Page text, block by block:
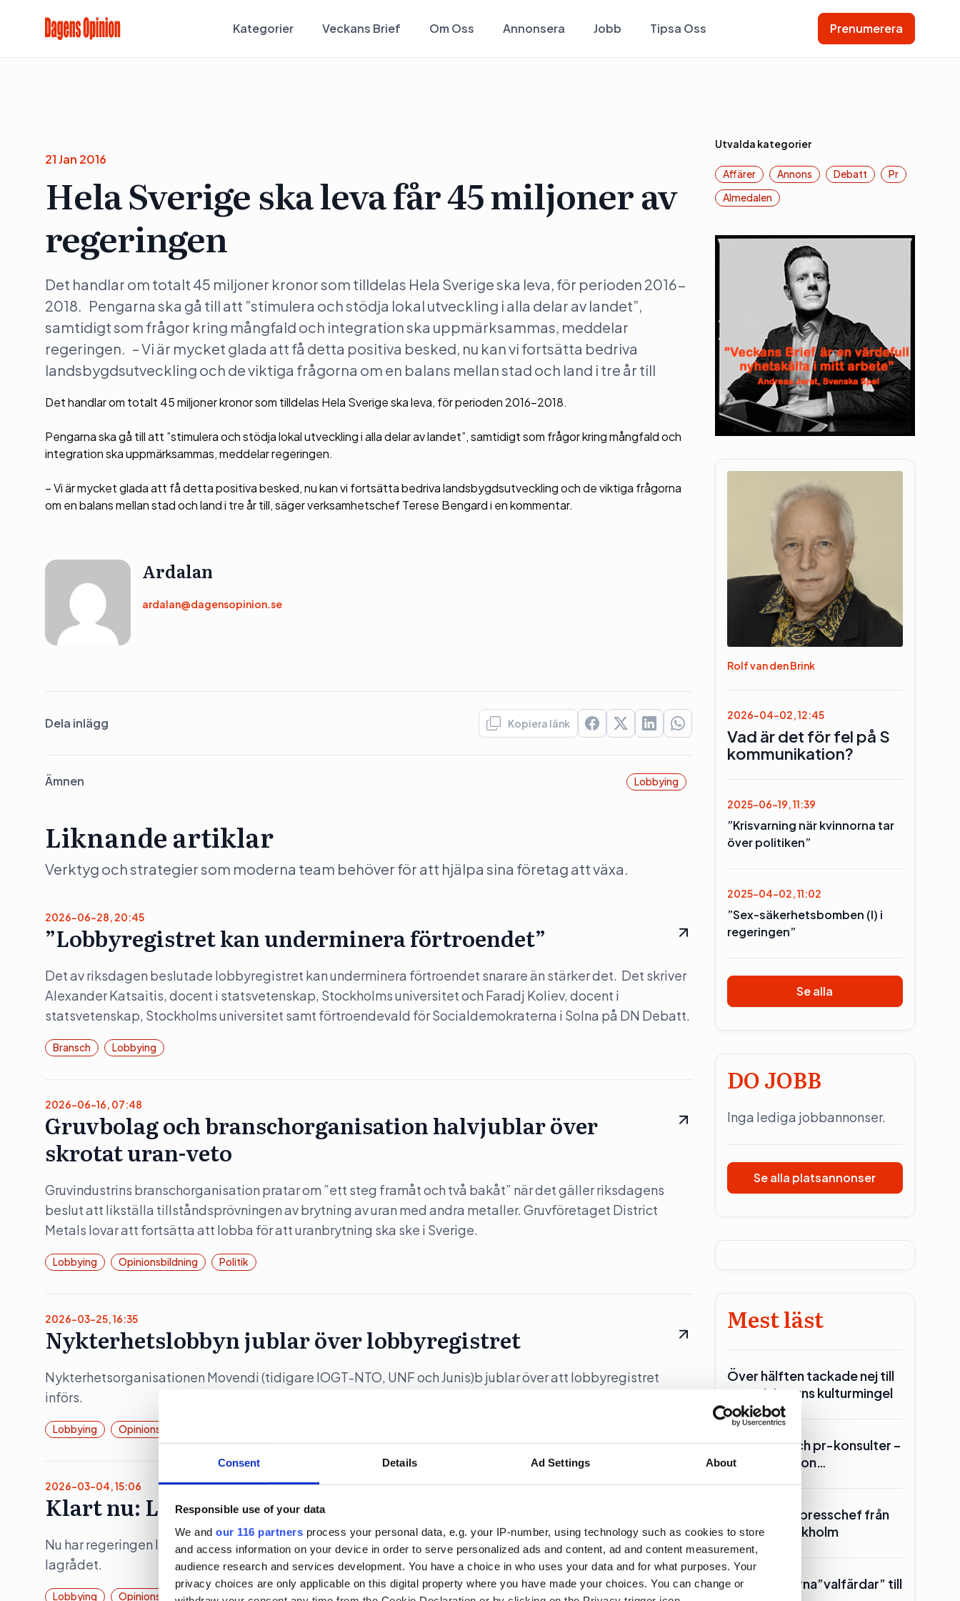
Consent Details Ad Settings About
Responsible use of your data
We and our 116 partners process your personal data, e.g. your IP-number, using technology such as cookies to store
and access information on your device in order to serve personalized ads and content, ad and content measurement,
audience research and services development. You have a choice in who uses your data and for what purposes. Your
privacy choices are only applicable on this digital property where you have made your choices. You can change or
Kategorier Veckans Brief Om Oss Annonsera Jobb Tipsa Oss Prenumerera
21 Jan 2016
Hela Sverige ska leva får 45 miljoner av
regeringen
Det handlar om totalt 45 miljoner kronor som tilldelas Hela Sverige ska leva, för perioden 2016-
2018. Pengarna ska gå till att ”stimulera och stödja lokal utveckling i alla delar av landet”,
samtidigt som frågor kring mångfald och integration ska uppmärksammas, meddelar
regeringen. – Vi är mycket glada att få detta positiva besked, nu kan vi fortsätta bedriva
landsbygdsutveckling och de viktiga frågorna om en balans mellan stad och land i tre år till
Det handlar om totalt 45 miljoner kronor som tilldelas Hela Sverige ska leva, för perioden 2016-2018.
Pengarna ska gå till att ”stimulera och stödja lokal utveckling i alla delar av landet”, samtidigt som frågor kring mångfald och
integration ska uppmärksammas, meddelar regeringen.
– Vi är mycket glada att få detta positiva besked, nu kan vi fortsätta bedriva landsbygdsutveckling och de viktiga frågorna
om en balans mellan stad och land i tre år till, säger verksamhetschef Terese Bengard i en kommentar.
Ardalan
ardalan@dagensopinion.se
Dela inlägg Kopiera länk
Ämnen Lobbying
Liknande artiklar
Verktyg och strategier som moderna team behöver för att hjälpa sina företag att växa.
2026-06-28, 20:45
”Lobbyregistret kan underminera förtroendet”
Det av riksdagen beslutade lobbyregistret kan underminera förtroendet snarare än stärker det. Det skriver
Alexander Katsaitis, docent i statsvetenskap, Stockholms universitet och Faradj Koliev, docent i
statsvetenskap, Stockholms universitet samt förtroendevald för Socialdemokraterna i Solna på DN Debatt.
Bransch Lobbying
2026-06-16, 07:48
Gruvbolag och branschorganisation halvjublar över
skrotat uran-veto
Gruvindustrins branschorganisation pratar om ”ett steg framåt och två bakåt” när det gäller riksdagens
beslut att likställa tillståndsprövningen av brytning av uran med andra metaller. Gruvföretaget District
Metals lovar att fortsätta att lobba för att uranbrytning ska ske i Sverige.
Lobbying Opinionsbildning Politik
2026-03-25, 16:35
Nykterhetslobbyn jublar över lobbyregistret
Nykterhetsorganisationen Movendi (tidigare IOGT-NTO, UNF och Junis)b jublar över att lobbyregistret
införs.
Lobbying Opinionsbildning
2026-03-04, 15:06
Klart nu: Lobbyregistret införs under sommaren
Nu har regeringen lämnat över remiss som ska ligga till grund för ett riksdagsbeslut om ett lobbyregister till
lagrådet.
Lobbying Opinionsbildning Politik
Utvalda kategorier
Affärer Annons Debatt
Pr
Almedalen
Rolf van den Brink
2026-04-02, 12:45
Vad är det för fel på S
kommunikation?
2025-06-19, 11:39
”Krisvarning när kvinnorna tar
över politiken”
2025-04-02, 11:02
”Sex-säkerhetsbomben (l) i
regeringen”
Se alla
DO JOBB
Inga lediga jobbannonser.
Se alla platsannonser
Mest läst
Över hälften tackade nej till
statministerns kulturmingel
Lars Lerin och pr-konsulter –
Ulf Kristersson…
SKR hämtar presschef från
Region Stockholm
Toppolitikerna”valfärdar” till